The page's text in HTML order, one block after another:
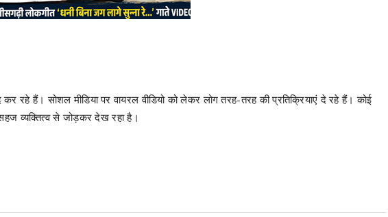
रहे हैं। सोशल मीडिया पर वायरल वीडियो को लेकर लोग तरह-तरह की प्रतिक्रियाएं दे रहे हैं। कोई
व्यक्तित्व से जोड़कर देख रहा है।